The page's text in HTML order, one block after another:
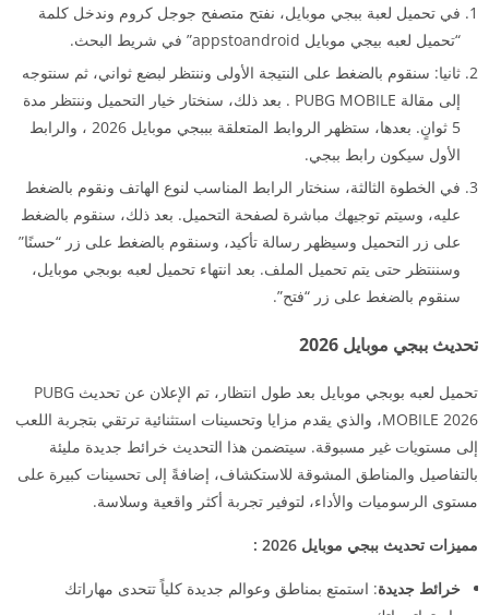
في تحميل لعبة ببجي موبايل، نفتح متصفح جوجل كروم وندخل كلمة
“تحميل لعبه بيجي موبايل appstoandroid” في شريط البحث.
ثانيا: سنقوم بالضغط على النتيجة الأولى وننتظر لبضع ثواني، ثم سنتوجه
إلى مقالة PUBG MOBILE . بعد ذلك، سنختار خيار التحميل وننتظر مدة
5 ثوانٍ. بعدها، ستظهر الروابط المتعلقة بببجي موبايل 2026 ، والرابط
الأول سيكون رابط ببجي.
في الخطوة الثالثة، سنختار الرابط المناسب لنوع الهاتف ونقوم بالضغط
عليه، وسيتم توجيهك مباشرة لصفحة التحميل. بعد ذلك، سنقوم بالضغط
على زر التحميل وسيظهر رسالة تأكيد، وسنقوم بالضغط على زر “حسنًا”
وسننتظر حتى يتم تحميل الملف. بعد انتهاء تحميل لعبه بوبجي موبايل،
سنقوم بالضغط على زر “فتح”.
تحديث ببجي موبايل 2026
تحميل لعبه بوبجي موبايل بعد طول انتظار، تم الإعلان عن تحديث PUBG
MOBILE 2026، والذي يقدم مزايا وتحسينات استثنائية ترتقي بتجربة اللعب
إلى مستويات غير مسبوقة. سيتضمن هذا التحديث خرائط جديدة مليئة
بالتفاصيل والمناطق المشوقة للاستكشاف، إضافةً إلى تحسينات كبيرة على
مستوى الرسوميات والأداء، لتوفير تجربة أكثر واقعية وسلاسة.
مميزات تحديث ببجي موبايل 2026 :
خرائط جديدة: استمتع بمناطق وعوالم جديدة كلياً تتحدى مهاراتك